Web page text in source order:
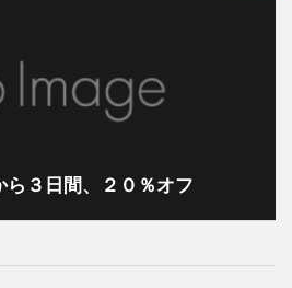
ら３日間、２０％オフ